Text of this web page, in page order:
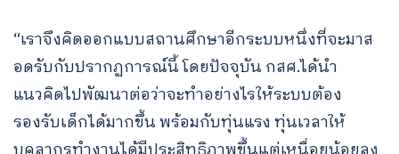
“เราจึงคิดออกแบบสถานศึกษาอีกระบบหนึ่งที่จะมาส
อดรับกับปรากฏการณ์นี้ โดยปัจจุบัน กสศ.ได้นำ
แนวคิดไปพัฒนาต่อว่าจะทำอย่างไรให้ระบบต้อง
รองรับเด็กได้มากขึ้น พร้อมกับทุ่นแรง ทุ่นเวลาให้